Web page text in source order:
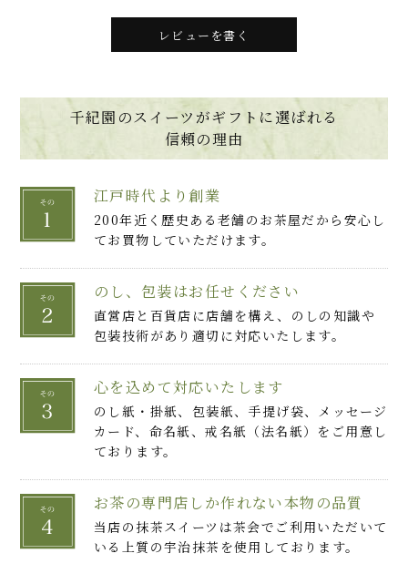
レビューを書く
千紀園のスイーツがギフトに選ばれる
信頼の理由
江戸時代より創業
200年近く歴史ある老舗のお茶屋だから安心し
てお買物していただけます。
のし、包装はお任せください
直営店と百貨店に店舗を構え、のしの知識や
包装技術があり適切に対応いたします。
心を込めて対応いたします
のし紙・掛紙、包装紙、手提げ袋、メッセージ
カード、命名紙、戒名紙（法名紙）をご用意し
ております。
お茶の専門店しか作れない本物の品質
当店の抹茶スイーツは茶会でご利用いただいて
いる上質の宇治抹茶を使用しております。